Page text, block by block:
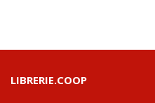
LIBRERIE.COOP